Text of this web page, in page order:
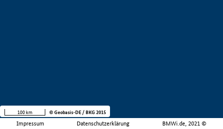
Impressum Datenschutzerklärung BMWi.de, 2021 ©
100 km © Geobasis-DE / BKG 2015